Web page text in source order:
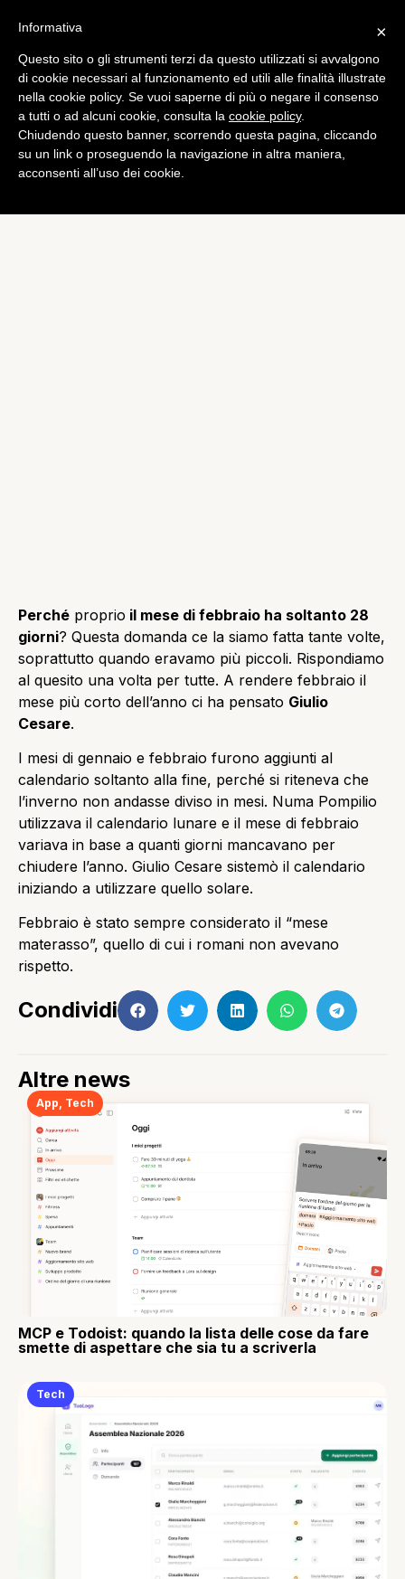
Curiosità
Perché febbraio ha 28
giorni?
di Alessandro Moretti
Perché proprio il mese di febbraio ha soltanto 28
giorni? Questa domanda ce la siamo fatta tante volte,
soprattutto quando eravamo più piccoli. Rispondiamo
al quesito una volta per tutte. A rendere febbraio il
mese più corto dell’anno ci ha pensato Giulio
Cesare.
I mesi di gennaio e febbraio furono aggiunti al
calendario soltanto alla fine, perché si riteneva che
l’inverno non andasse diviso in mesi. Numa Pompilio
utilizzava il calendario lunare e il mese di febbraio
variava in base a quanti giorni mancavano per
chiudere l’anno. Giulio Cesare sistemò il calendario
iniziando a utilizzare quello solare.
Febbraio è stato sempre considerato il “mese
materasso”, quello di cui i romani non avevano
rispetto.
Condividi
Altre news
App Tech
MCP e Todoist: quando la lista delle cose da fare
smette di aspettare che sia tu a scriverla
Tech
×
Informativa
Questo sito o gli strumenti terzi da questo utilizzati si avvalgono
di cookie necessari al funzionamento ed utili alle finalità illustrate
nella cookie policy. Se vuoi saperne di più o negare il consenso
a tutti o ad alcuni cookie, consulta la cookie policy.
Chiudendo questo banner, scorrendo questa pagina, cliccando
su un link o proseguendo la navigazione in altra maniera,
acconsenti all’uso dei cookie.